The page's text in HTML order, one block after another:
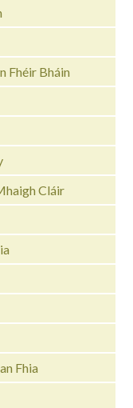
Fhéir Bháin
Cláir
Fhia